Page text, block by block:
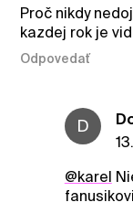
Proč nikdy
kazdej rok je
Odpovedať
D
@karel